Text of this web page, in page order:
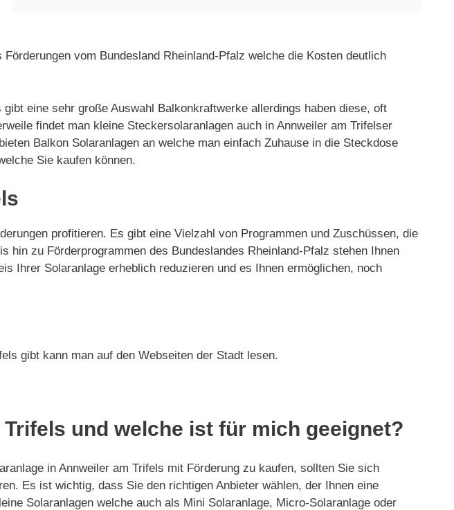
vom Bundesland Rheinland-Pfalz welche die Kosten deutlich
eine sehr große Auswahl Balkonkraftwerke allerdings haben diese, oft
findet man kleine Steckersolaranlagen auch in Annweiler am Trifelser
Balkon Solaranlagen an welche man einfach Zuhause in die Steckdose
Sie kaufen können.
profitieren. Es gibt eine Vielzahl von Programmen und Zuschüssen, die
hin zu Förderprogrammen des Bundeslandes Rheinland-Pfalz stehen Ihnen
Ihrer Solaranlage erheblich reduzieren und es Ihnen ermöglichen, noch
gibt kann man auf den Webseiten der Stadt lesen.
und welche ist für mich geeignet?
in Annweiler am Trifels mit Förderung zu kaufen, sollten Sie sich
Es ist wichtig, dass Sie den richtigen Anbieter wählen, der Ihnen eine
Solaranlagen welche auch als Mini Solaranlage, Micro-Solaranlage oder